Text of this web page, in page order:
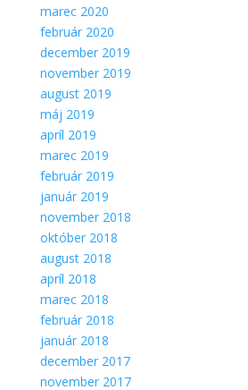
marec 2020
február 2020
december 2019
november 2019
august 2019
máj 2019
apríl 2019
marec 2019
február 2019
január 2019
november 2018
október 2018
august 2018
apríl 2018
marec 2018
február 2018
január 2018
december 2017
november 2017